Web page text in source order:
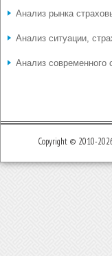
Анализ рынка
Анализ ситуации,
Анализ современного
Copyright © 2010-